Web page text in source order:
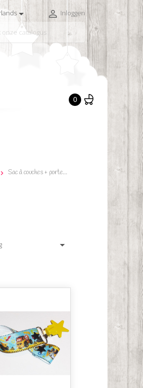
  Inloggen

0
 Sac à couches + porte...
